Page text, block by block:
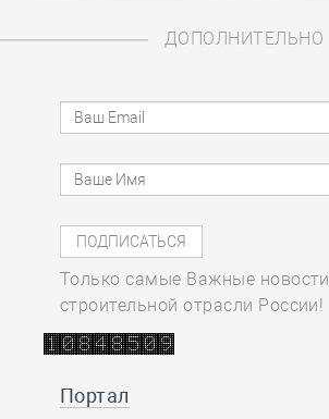
ДОПОЛНИТЕЛЬНО
Только самые Важные новости
строительной отрасли России!
Портал